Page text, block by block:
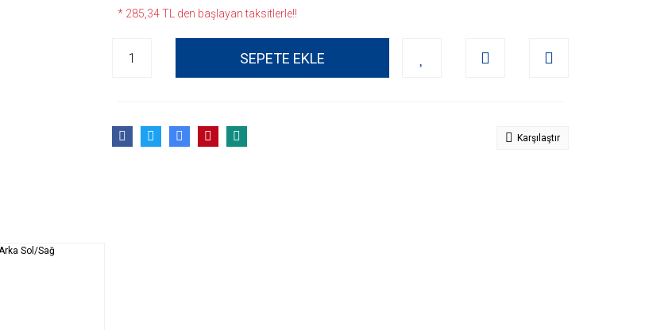
* 285,34 TL den başlayan taksitlerle!!
SEPETE EKLE
Karşılaştır